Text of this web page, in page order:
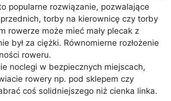
popularne rozwiązanie, pozwalające
torby na kierownicę czy torby
rowerze może mieć mały plecak z
był za ciężki. Równomierne rozłożenie
roweru.
noclegi w bezpiecznych miejscach,
rowery np. pod sklepem czy
coś solidniejszego niż cienka linka.